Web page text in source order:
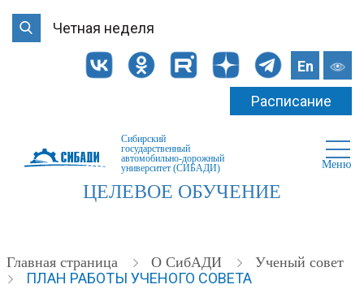
Четная неделя
En
Расписание
Сибирский
государственный
автомобильно-дорожный
университет (СИБАДИ)
Меню
ЦЕЛЕВОЕ ОБУЧЕНИЕ
Главная страница О СибАДИ Ученый совет
ПЛАН РАБОТЫ УЧЕНОГО СОВЕТА